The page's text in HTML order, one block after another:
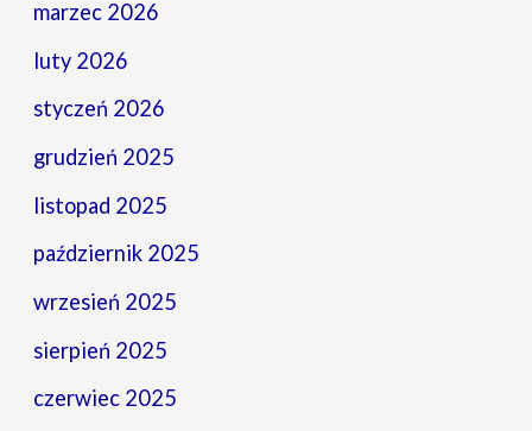
marzec 2026
luty 2026
styczeń 2026
grudzień 2025
listopad 2025
październik 2025
wrzesień 2025
sierpień 2025
czerwiec 2025